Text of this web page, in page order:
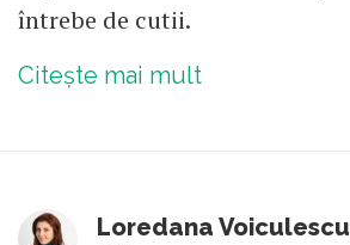
întrebe de cutii.
Citește mai mult
Loredana Voiculescu